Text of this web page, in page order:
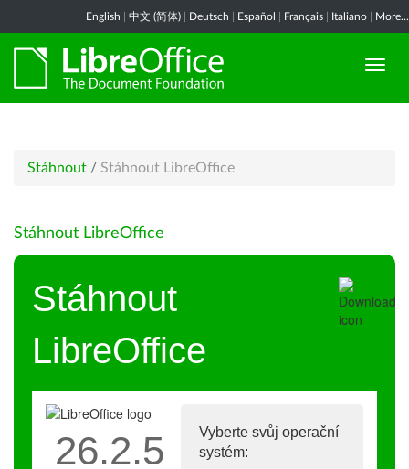
English 中文 (简体) Deutsch Español Français Italiano More...
Stáhnout / Stáhnout LibreOffice
Stáhnout LibreOffice
Stáhnout
LibreOffice
Vyberte svůj operační
systém:
26.2.5